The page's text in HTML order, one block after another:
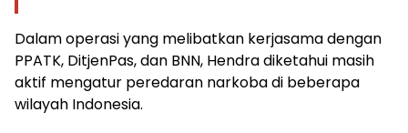
Dalam operasi yang melibatkan kerjasama dengan
PPATK, DitjenPas, dan BNN, Hendra diketahui masih
aktif mengatur peredaran narkoba di beberapa
wilayah Indonesia.